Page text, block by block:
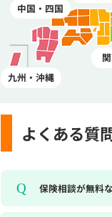
中国・四国
九州・沖縄
よくある質
保険相談が無料